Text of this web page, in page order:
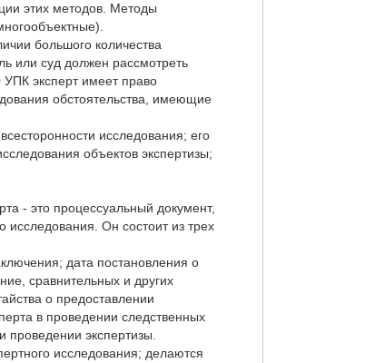
этих методов. Методы
большого количества
или суд должен рассмотреть
УПК эксперт имеет право
обстоятельства, имеющие
исследования; его
объектов экспертизы;
- это процессуальный документ,
исследования. Он состоит из трех
дата постановления о
сравнительных и других
о предоставлении
в проведении следственных
экспертизы.
исследования; делаются